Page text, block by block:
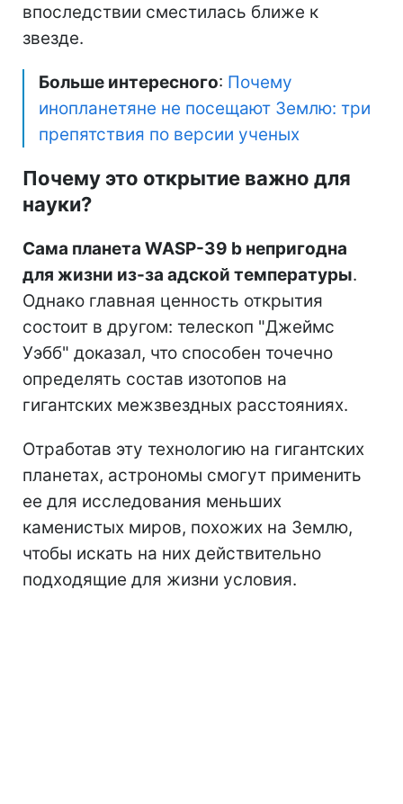
впоследствии сместилась ближе к
звезде.
Больше интересного: Почему
инопланетяне не посещают Землю: три
препятствия по версии ученых
Почему это открытие важно для
науки?
Сама планета WASP-39 b непригодна
для жизни из-за адской температуры.
Однако главная ценность открытия
состоит в другом: телескоп "Джеймс
Уэбб" доказал, что способен точечно
определять состав изотопов на
гигантских межзвездных расстояниях.
Отработав эту технологию на гигантских
планетах, астрономы смогут применить
ее для исследования меньших
каменистых миров, похожих на Землю,
чтобы искать на них действительно
подходящие для жизни условия.